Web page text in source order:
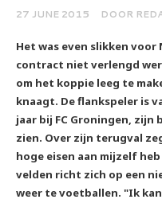
27 JUNE 2015 DOOR
Het was even slikken voor
contract niet verlengd
om het koppie leeg te
knaagt. De flankspeler is
jaar bij FC Groningen,
zien. Over zijn terugval
hoge eisen aan mijzelf
velden richt zich op een
weer te voetballen. "Ik